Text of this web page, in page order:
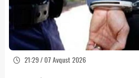
21:29 / 07 Avqust 2026